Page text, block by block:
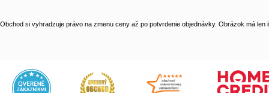
Obchod si vyhradzuje právo na zmenu ceny až po potvrdenie objednávky. Obrázok má len